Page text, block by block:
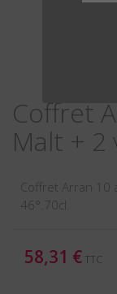
Coffret
Malt + 2
Coffret Arran 10
46°.70cl.
58,31 € TTC